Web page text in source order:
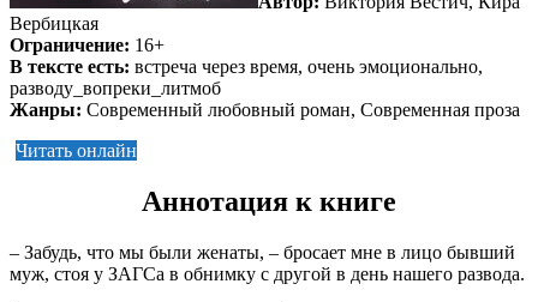
Вербицкая
Ограничение: 16+
В тексте есть: встреча через время, очень эмоционально,
разводу_вопреки_литмоб
Жанры: Современный любовный роман, Современная проза
Читать онлайн
Аннотация к книге
– Забудь, что мы были женаты, – бросает мне в лицо бывший
муж, стоя у ЗАГСа в обнимку с другой в день нашего развода.